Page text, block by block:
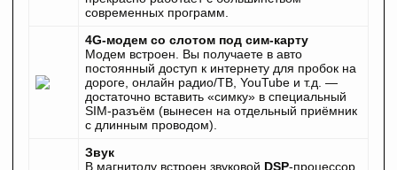
современных программ.
4G-модем со слотом под сим-карту
Модем встроен. Вы получаете в авто
постоянный доступ к интернету для пробок на
дороге, онлайн радио/ТВ, YouTube и т.д. —
достаточно вставить «симку» в специальный
SIM-разъём (вынесен на отдельный приёмник
с длинным проводом).
Звук
В магнитолу встроен звуковой DSP-процессор